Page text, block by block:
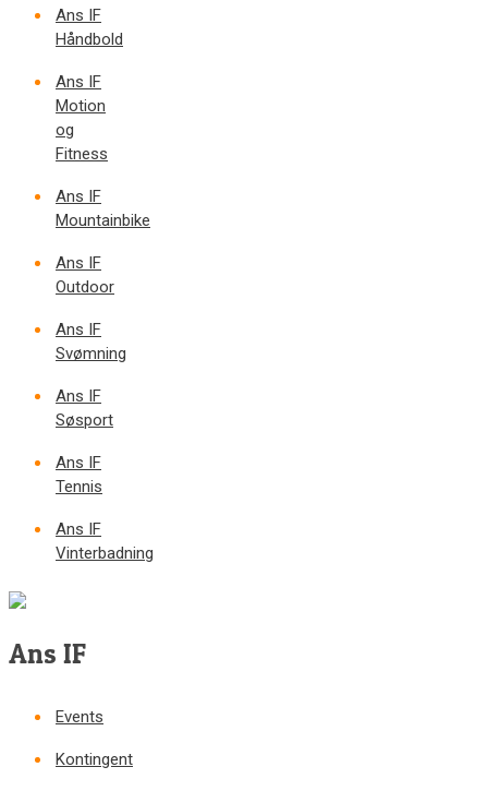
Ans IF
Håndbold
Ans IF
Motion
og
Fitness
Ans IF
Mountainbike
Ans IF
Outdoor
Ans IF
Svømning
Ans IF
Søsport
Ans IF
Tennis
Ans IF
Vinterbadning
Ans IF
Events
Kontingent